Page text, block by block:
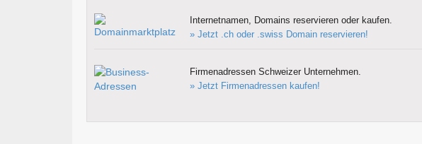
Internetnamen, Domains reservieren oder kaufen.
» Jetzt .ch oder .swiss Domain reservieren!
Firmenadressen Schweizer Unternehmen.
» Jetzt Firmenadressen kaufen!